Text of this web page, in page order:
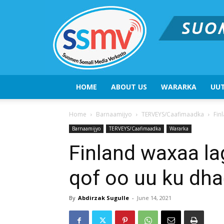
HOME ABOUT US WARARKA
Home Barnaamijyo TERVEYS/Caafimaadka
Barnaamijyo TERVEYS/Caafimaadka Wararka
Finland waxaa
qof oo uu ku
By Abdirzak Sugulle - June 14, 2021